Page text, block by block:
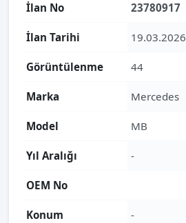
İlan No 23780917
İlan Tarihi 19.03.2026
Görüntülenme 44
Marka Mercedes
Model MB
Yıl Aralığı -
OEM No
Konum -